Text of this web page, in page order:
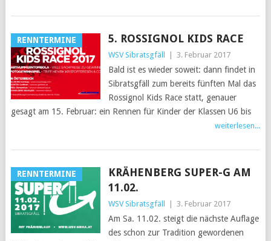
RENNTERMINE 5. ROSSIGNOL KIDS RACE
WSV Sibratsgfäll 3. Februar 2017
Bald ist es wieder soweit: dann findet in
Sibratsgfäll zum bereits fünften Mal das
Rossignol Kids Race statt, genauer
gesagt am 15. Februar: ein Rennen für Kinder der Klassen U6 bis
weiterlesen...
RENNTERMINE
KRÄHENBERG SUPER-G AM
11.02.
WSV Sibratsgfäll 3. Februar 2017
Am Sa. 11.02. steigt die nächste Auflage
des schon zur Tradition gewordenen